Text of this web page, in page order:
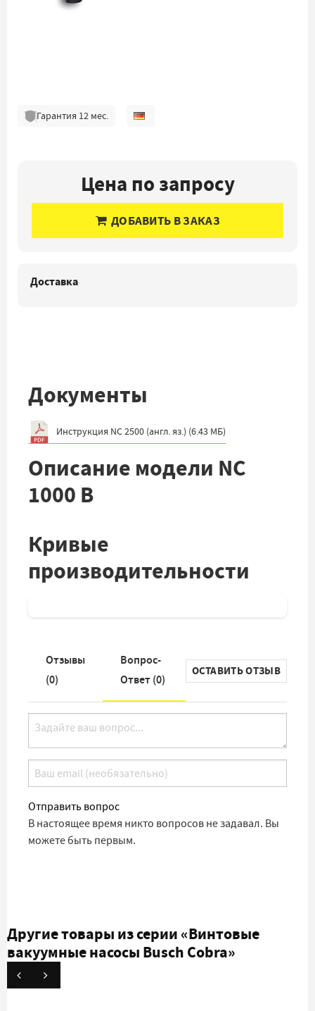
Гарантия 12мес.
Цена по запросу
ДОБАВИТЬ В ЗАКАЗ
Доставка
Документы
Инструкция NC 2500 (англ. яз.) (6.43 МБ)
Описание модели NC
1000 B
Кривые
производительности
Отзывы
(0)
Вопрос-
Ответ (0)
ОСТАВИТЬ ОТЗЫВ
Отправить вопрос
В настоящее время никто вопросов не задавал. Вы
можете быть первым.
Другие товары из серии«Винтовые
вакуумные насосы Busch Cobra»